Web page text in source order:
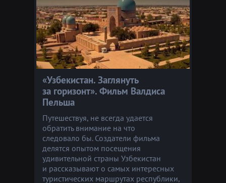
«Узбекистан. Заглянуть
за горизонт». Фильм Валдиса
Пельша
Путешествуя, не всегда удается
обратить внимание на что
следовало бы. Создатели фильма
делятся опытом посещения
удивительной страны Узбекистан
и рассказывают о самых интересных
туристических маршрутах республики,